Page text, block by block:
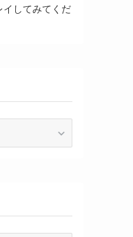
イしてみてくだ